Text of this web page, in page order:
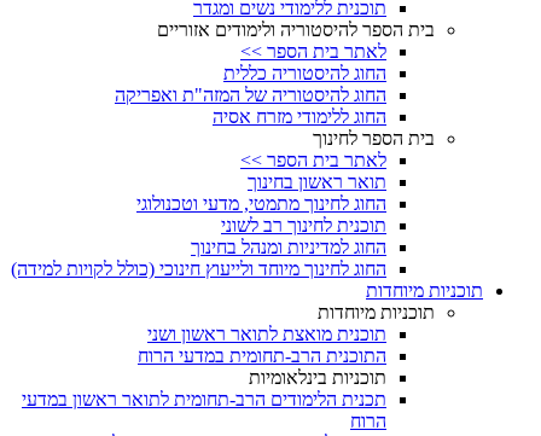
תוכנית ללימודי נשים ומגדר
בית הספר להיסטוריה ולימודים אזוריים
לאתר בית הספר >>
החוג להיסטוריה כללית
החוג להיסטוריה של המזה"ת ואפריקה
החוג ללימודי מזרח אסיה
בית הספר לחינוך
לאתר בית הספר >>
תואר ראשון בחינוך
החוג לחינוך מתמטי, מדעי וטכנולוגי
תוכנית לחינוך רב לשוני
החוג למדיניות ומנהל בחינוך
החוג לחינוך מיוחד ולייעוץ חינוכי (כולל לקויות למידה)
תוכניות מיוחדות
תוכניות מיוחדות
תוכנית מואצת לתואר ראשון ושני
התוכנית הרב-תחומית במדעי הרוח
תוכניות בינלאומיות
תכנית הלימודים הרב-תחומית לתואר ראשון במדעי
הרוח